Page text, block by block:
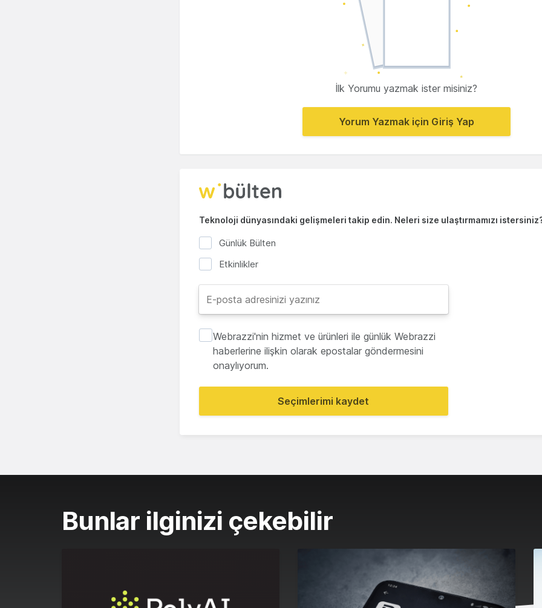
İlk Yorumu yazmak ister misiniz?
Yorum Yazmak için Giriş Yap
Teknoloji dünyasındaki gelişmeleri takip edin. Neleri size ulaştırmamızı
Günlük Bülten
Etkinlikler
Webrazzi'nin hizmet ve ürünleri ile günlük Webrazzi
haberlerine ilişkin olarak epostalar göndermesini
onaylıyorum.
Seçimlerimi kaydet
Bunlar ilginizi çekebilir